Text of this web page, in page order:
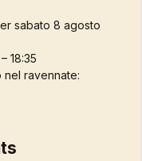
sabato 8 agosto
18:35
ravennate: